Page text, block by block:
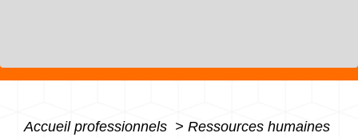
Accueil professionnels > Ressources humaines